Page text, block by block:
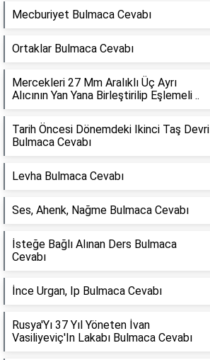
Mecburiyet Bulmaca Cevabı
Ortaklar Bulmaca Cevabı
Mercekleri 27 Mm Aralıklı Üç Ayrı
Alıcının Yan Yana Birleştirilip Eşlemeli ..
Tarih Öncesi Dönemdeki Ikinci Taş Devri
Bulmaca Cevabı
Levha Bulmaca Cevabı
Ses, Ahenk, Nağme Bulmaca Cevabı
İsteğe Bağlı Alınan Ders Bulmaca
Cevabı
İnce Urgan, Ip Bulmaca Cevabı
Rusya'Yı 37 Yıl Yöneten İvan
Vasiliyeviç'In Lakabı Bulmaca Cevabı